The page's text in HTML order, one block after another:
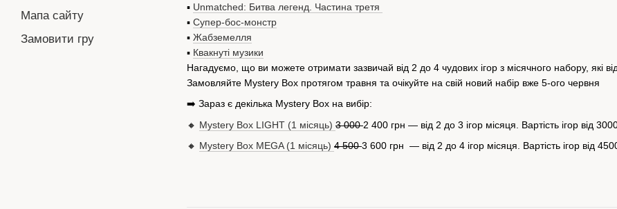
▪️ Unmatched: Битва легенд. Частина третя
▪️ Супер-бос-монстр
▪️ Жабземелля
▪️ Квакнуті музики
Нагадуємо, що ви можете отримати зазвичай від 2 до 4 чудових ігор з місячного набору, які
Замовляйте Mystery Box протягом травня та очікуйте на свій новий набір вже 5-ого червня
➡️ Зараз є декілька Mystery Box на вибір:
🔸 Mystery Box LIGHT (1 місяць) 3 0002 400 грн — від 2 до 3 ігор місяця. Вартість ігор від
🔸 Mystery Box MEGA (1 місяць) 4 5003 600 грн — від 2 до 4 ігор місяця. Вартість ігор від
Мапа сайту
Замовити гру